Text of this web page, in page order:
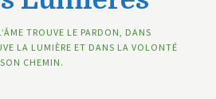
TROUVE LE PARDON, DANS
LA LUMIÈRE ET DANS LA VOLONTÉ
CHEMIN.